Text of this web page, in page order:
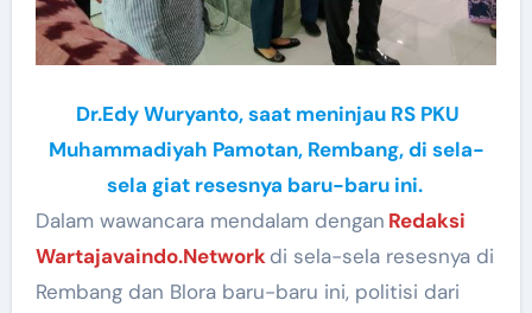
Dr.Edy Wuryanto, saat meninjau RS PKU
Muhammadiyah Pamotan, Rembang, di sela-
sela giat resesnya baru-baru ini.
Dalam wawancara mendalam dengan Redaksi
Wartajavaindo.Networkdi sela-sela resesnya di
Rembang dan Blora baru-baru ini, politisi dari